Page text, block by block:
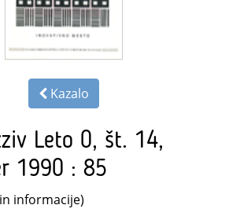
Kazalo
Leto 0, št. 14,
1990 : 85
informacije)